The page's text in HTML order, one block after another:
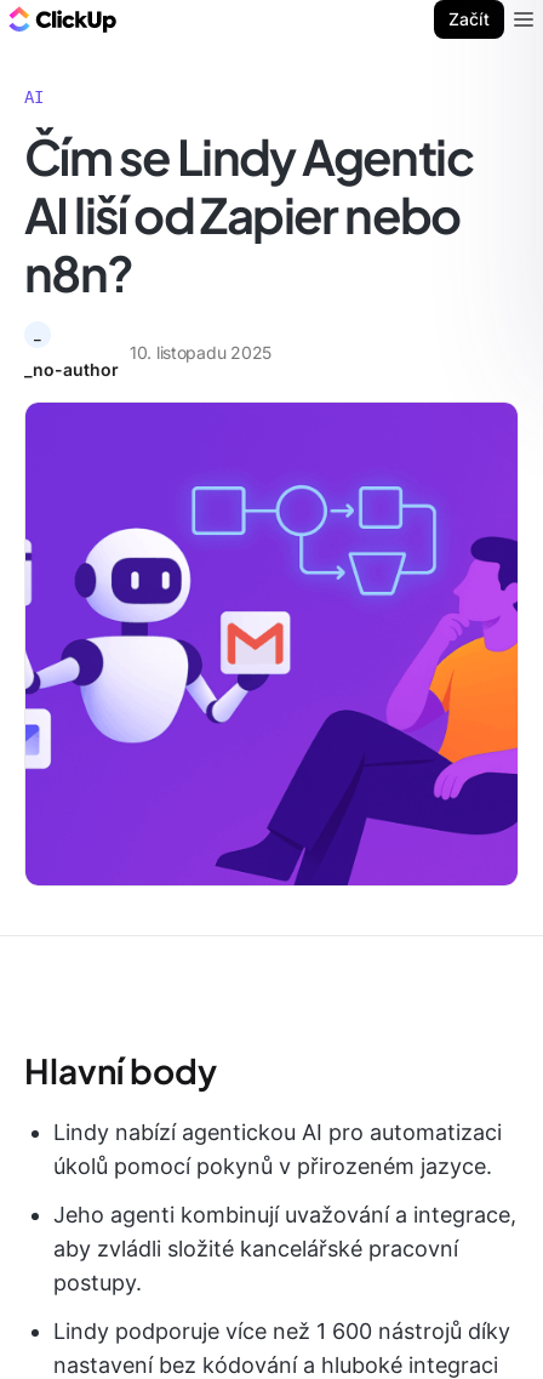
Začít
AI
Čím se Lindy Agentic
AI liší od Zapier nebo
n8n?
_no-author
10. listopadu 2025
Hlavní body
Lindy nabízí agentickou AI pro automatizaci
úkolů pomocí pokynů v přirozeném jazyce.
Jeho agenti kombinují uvažování a integrace,
aby zvládli složité kancelářské pracovní
postupy.
Lindy podporuje více než 1 600 nástrojů díky
nastavení bez kódování a hluboké integraci